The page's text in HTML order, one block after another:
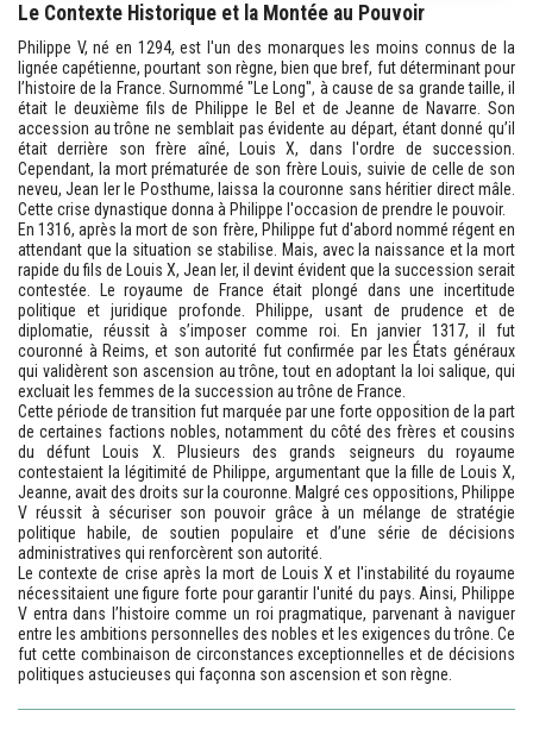
Le Contexte Historique et la Montée au Pouvoir
Philippe V, né en 1294, est l'un des monarques les moins connus de la
lignée capétienne, pourtant son règne, bien que bref, fut déterminant pour
l’histoire de la France. Surnommé "Le Long", à cause de sa grande taille, il
était le deuxième fils de Philippe le Bel et de Jeanne de Navarre. Son
accession au trône ne semblait pas évidente au départ, étant donné qu’il
était derrière son frère aîné, Louis X, dans l'ordre de succession.
Cependant, la mort prématurée de son frère Louis, suivie de celle de son
neveu, Jean Ier le Posthume, laissa la couronne sans héritier direct mâle.
Cette crise dynastique donna à Philippe l'occasion de prendre le pouvoir.
En 1316, après la mort de son frère, Philippe fut d'abord nommé régent en
attendant que la situation se stabilise. Mais, avec la naissance et la mort
rapide du fils de Louis X, Jean Ier, il devint évident que la succession serait
contestée. Le royaume de France était plongé dans une incertitude
politique et juridique profonde. Philippe, usant de prudence et de
diplomatie, réussit à s’imposer comme roi. En janvier 1317, il fut
couronné à Reims, et son autorité fut confirmée par les États généraux
qui validèrent son ascension au trône, tout en adoptant la loi salique, qui
excluait les femmes de la succession au trône de France.
Cette période de transition fut marquée par une forte opposition de la part
de certaines factions nobles, notamment du côté des frères et cousins
du défunt Louis X. Plusieurs des grands seigneurs du royaume
contestaient la légitimité de Philippe, argumentant que la fille de Louis X,
Jeanne, avait des droits sur la couronne. Malgré ces oppositions, Philippe
V réussit à sécuriser son pouvoir grâce à un mélange de stratégie
politique habile, de soutien populaire et d’une série de décisions
administratives qui renforcèrent son autorité.
Le contexte de crise après la mort de Louis X et l'instabilité du royaume
nécessitaient une figure forte pour garantir l'unité du pays. Ainsi, Philippe
V entra dans l’histoire comme un roi pragmatique, parvenant à naviguer
entre les ambitions personnelles des nobles et les exigences du trône. Ce
fut cette combinaison de circonstances exceptionnelles et de décisions
politiques astucieuses qui façonna son ascension et son règne.